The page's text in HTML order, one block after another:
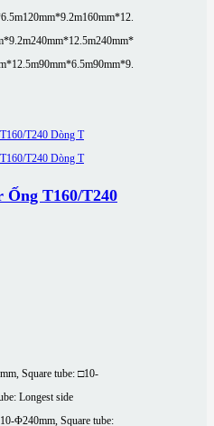
120mm*9.2m160mm*12.
240mm*12.5m240mm*
90mm*6.5m90mm*9.
Ống T160/T240
Square tube: □10-
Longest side
Φ240mm, Square tube: